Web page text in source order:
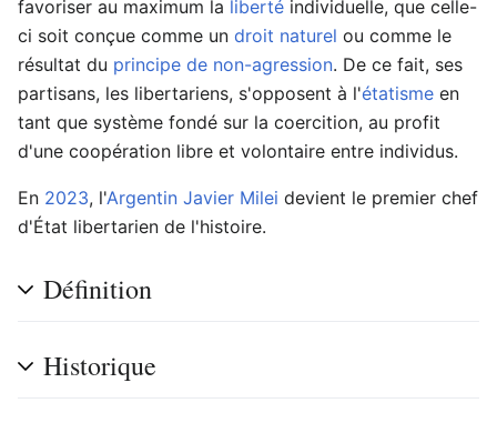
favoriser au maximum la liberté individuelle, que celle-
ci soit conçue comme un droit naturel ou comme le
résultat du principe de non-agression. De ce fait, ses
partisans, les libertariens, s'opposent à l'étatisme en
tant que système fondé sur la coercition, au profit
d'une coopération libre et volontaire entre individus.
En 2023, l'Argentin Javier Milei devient le premier chef
d'État libertarien de l'histoire.
Définition
Historique